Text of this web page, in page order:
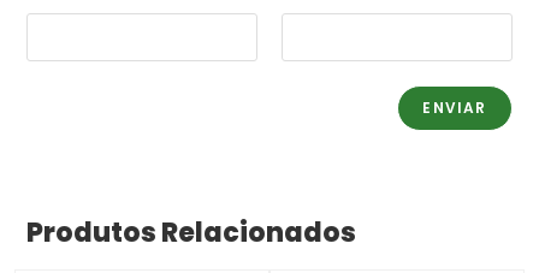
Produtos Relacionados